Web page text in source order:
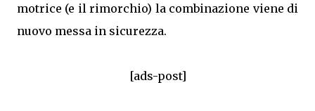
motrice (e il rimorchio) la combinazione viene di
nuovo messa in sicurezza.
[ads-post]